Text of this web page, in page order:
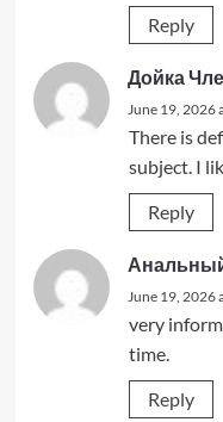
Reply
Дойка
June 19, 2026
There is
subject. I
Reply
June 19, 2026
very
time.
Reply